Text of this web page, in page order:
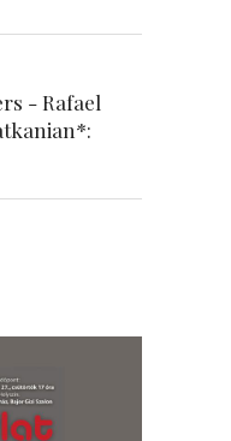
- Rafael